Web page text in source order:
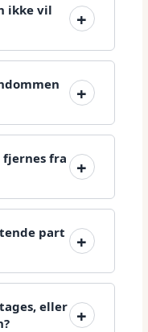
ikke vil
fra
part
eller